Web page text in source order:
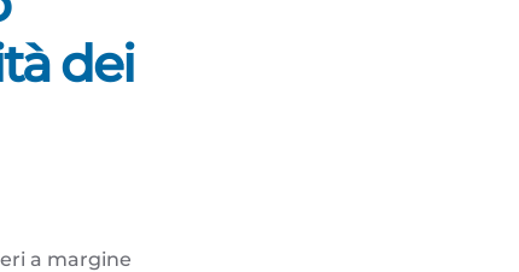
dei
a margine